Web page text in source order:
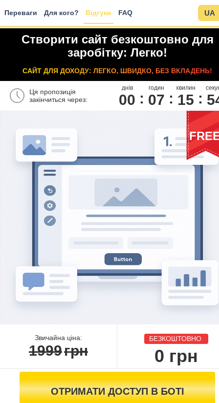
Переваги Для кого? Відгуки FAQ UA
Створити сайт безкоштовно для
заробітку: Легко!
САЙТ ДЛЯ ДОХОДУ: ЛЕГКО, ШВИДКО, БЕЗ ВКЛАДЕНЬ!
Ця пропозиція
закінчиться через:
днів
00
годин
07
хвилин
15 5
Звичайна ціна:
1999грн
БЕЗКОШТОВНО
0 грн
ОТРИМАТИ ДОСТУП В БОТІ